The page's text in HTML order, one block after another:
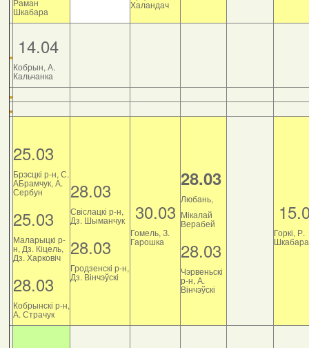
Раман
Шкабара
Халандач
14.04
Кобрын, А.
Кальчанка
25.03
Брэсцкі р-н, С.
АБрамчук, А.
Сербун
25.03
Маларыцкі р-
н, Дз. Кіцель,
Дз. Харковіч
28.03
Кобрынскі р-н,
А. Страчук
28.03
Свіслацкі р-н,
Дз. Шыманчук
28.03
Гродзенскі р-н,
Дз. Вінчэўскі
30.03
Гомель, З.
Гарошка
28.03
Любань,
Мікалай
Верабей
28.03
Чэрвеньскі
р-н, А.
Вінчэўскі
Горкі, Р.
Шкабара